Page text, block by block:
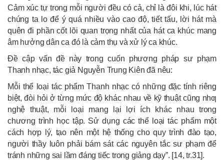
Cảm xúc tự trong mỗi người đều có cả, chỉ là đôi khi, lúc hát
chúng ta lo để ý quá nhiều vào cao độ, tiết tấu, lời hát mà
quên đi phần cốt lõi quan trọng nhất của hát ca khúc mang
âm hưởng dân ca đó là cảm thụ và xử lý ca khúc.
Đề cập vấn đề này trong cuốn phương pháp sư phạm
Thanh nhạc, tác giả Nguyễn Trung Kiên đã nêu:
Mỗi thể loại tác phẩm Thanh nhạc có những đặc tính riêng
biệt, đòi hỏi ở từng mức độ khác nhau về kỹ thuật cũng nhƣ
nghệ thuật, mỗi loại mang lại lợi ích khác nhau trong
chương trình học tập. Sử dụng các thể loại tác phẩm một
cách hợp lý, tạo nên một hệ thống cho quy trình đào tạo,
người thầy luôn phải bám sát các nguyên tắc sư phạm để
tránh những sai lầm đáng tiếc trong giảng dạy”. [14, tr.31].